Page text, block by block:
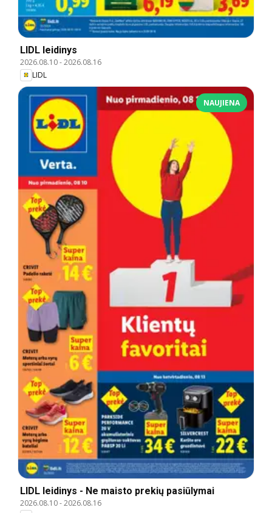
LIDL leidinys
2026.08.10-2026.08.16
LIDL
NAUJIENA
LIDL leidinys - Ne maisto prekių pasiūlymai
2026.08.10-2026.08.16